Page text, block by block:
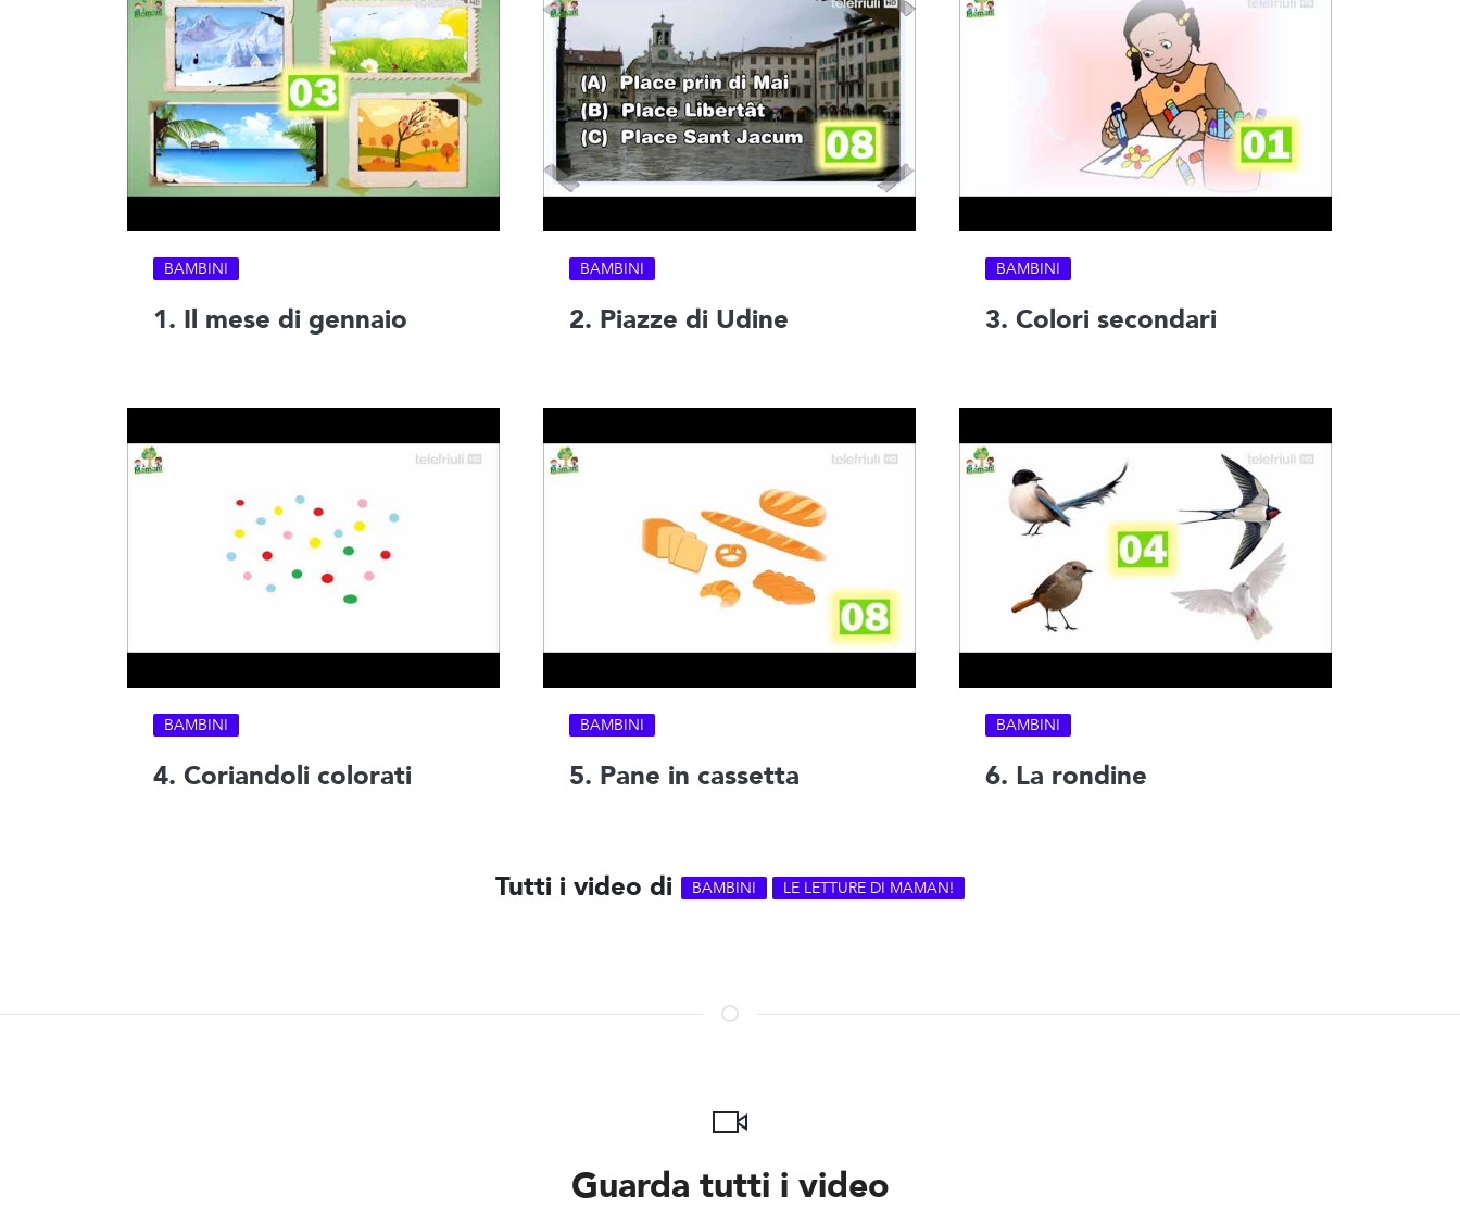
BAMBINI
1. Il mese di gennaio
BAMBINI
2. Piazze di Udine
BAMBINI
3. Colori secondari
BAMBINI
4. Coriandoli colorati
BAMBINI
5. Pane in cassetta
BAMBINI
6. La rondine
Tutti i video di BAMBINI LE LETTURE DI MAMAN!
Guarda tutti i video